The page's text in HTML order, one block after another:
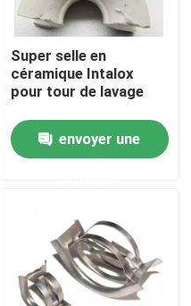
Super selle en
céramique Intalox
pour tour de lavage
envoyer une